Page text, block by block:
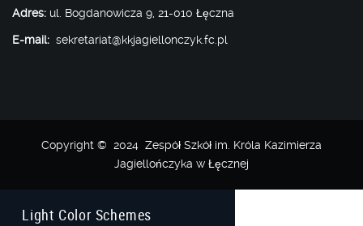
Adres: ul. Bogdanowicza 9, 21-010 Łęczna
E-mail: sekretariat@kkjagiellonczyk.fc.pl
Copyright © 2024 Zespół Szkół im. Króla Kazimierza
Jagiellończyka w Łęcznej
Light Color Schemes